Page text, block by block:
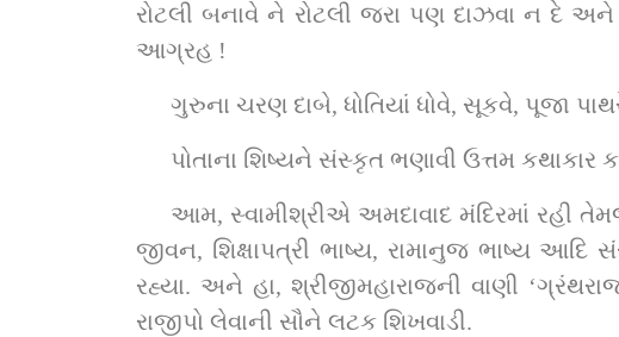
રોટલી બનાવે ને રોટલી જરા પણ દાઝવા ન દે
આગ્રહ !
ગુરુના ચરણ દાબે, ધોતિયાં ધોવે, સૂકવે, પૂજા
પોતાના શિષ્યને સંસ્કૃત ભણાવી ઉત્તમ
આમ, સ્વામીશ્રીએ અમદાવાદ મંદિરમાં રહી
જીવન, શિક્ષાપત્રી ભાષ્ય, રામાનુજ ભાષ્ય
રહ્યા. અને હા, શ્રીજીમહારાજની વાણી
રાજીપો લેવાની સૌને લટક શિખવાડી.